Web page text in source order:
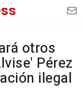
otros
Pérez
ilegal